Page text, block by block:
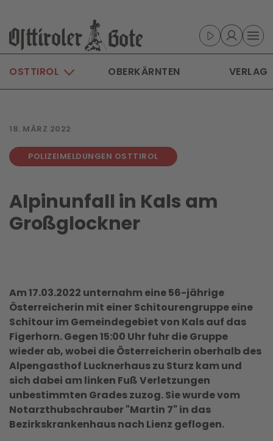
Skip to main content
OSTTIROL OBERKÄRNTEN VERLAG
18. MÄRZ 2022
POLIZEIMELDUNGEN OSTTIROL
Alpinunfall in Kals am
Großglockner
Am 17.03.2022 unternahm eine 56-jährige
Österreicherin mit einer Schitourengruppe eine
Schitour im Gemeindegebiet von Kals auf das
Figerhorn. Gegen 15:00 Uhr fuhr die Gruppe
wieder ab, wobei die Österreicherin oberhalb des
Alpengasthof Lucknerhaus zu Sturz kam und
sich dabei am linken Fuß Verletzungen
unbestimmten Grades zuzog. Sie wurde vom
Notarzthubschrauber "Martin 7" in das
Bezirkskrankenhaus nach Lienz geflogen.